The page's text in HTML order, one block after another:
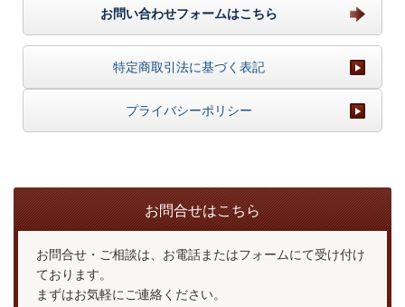
お問い合わせフォームはこちら
特定商取引法に基づく表記
プライバシーポリシー
お問合せはこちら
お問合せ・ご相談は、お電話またはフォームにて受け付け
ております。
まずはお気軽にご連絡ください。